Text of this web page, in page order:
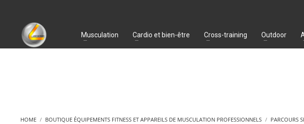
Musculation Cardio et bien-être Cross-training Outdoor
HOME BOUTIQUE ÉQUIPEMENTS FITNESS ET APPAREILS DE MUSCULATION PROFESSIONNELS
PARCOURS